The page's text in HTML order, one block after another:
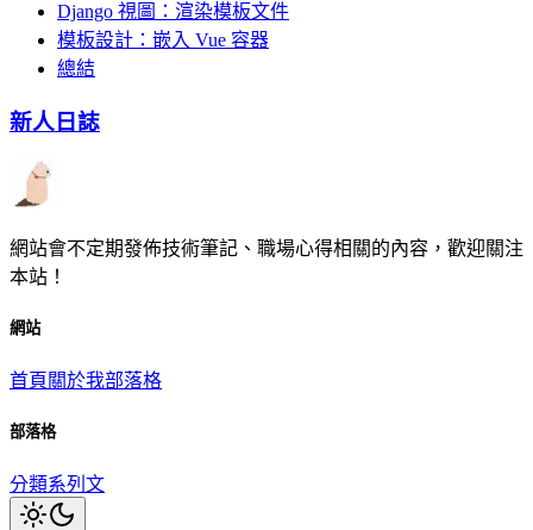
Django 視圖：渲染模板文件
模板設計：嵌入 Vue 容器
總結
新人日誌
網站會不定期發佈技術筆記、職場心得相關的內容，歡迎關注
本站！
網站
首頁 關於我部落格
部落格
分類系列文